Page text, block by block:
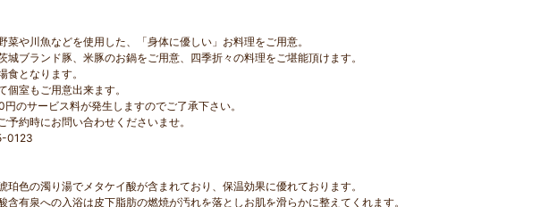
菜や川魚などを使用した、「身体に優しい」お料理をご用意。
城ブランド豚、米豚のお鍋をご用意、四季折々の料理をご堪能頂けます。
食となります。
個室もご用意出来ます。
のサービス料が発生しますのでご了承下さい。
予約時にお問い合わせくださいませ。
0123
珀色の濁り湯でメタケイ酸が含まれており、保温効果に優れております。
含有泉への入浴は皮下脂肪の燃焼が汚れを落としお肌を滑らかに整えてくれます。